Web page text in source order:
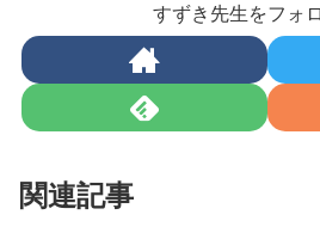
すずき先生をフォ
関連記事